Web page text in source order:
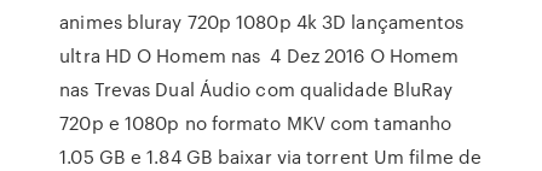
animes bluray 720p 1080p 4k 3D lançamentos
ultra HD O Homem nas 4 Dez 2016 O Homem
nas Trevas Dual Áudio com qualidade BluRay
720p e 1080p no formato MKV com tamanho
1.05 GB e 1.84 GB baixar via torrent Um filme de